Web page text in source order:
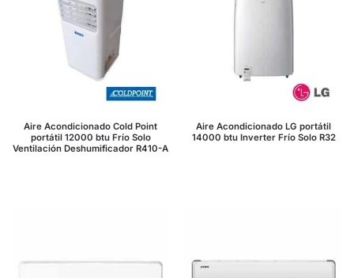
Aire Acondicionado Cold Point
portátil 12000 btu Frío Solo
Ventilación Deshumificador R410-A
Aire Acondicionado LG portátil
14000 btu Inverter Frío Solo R32